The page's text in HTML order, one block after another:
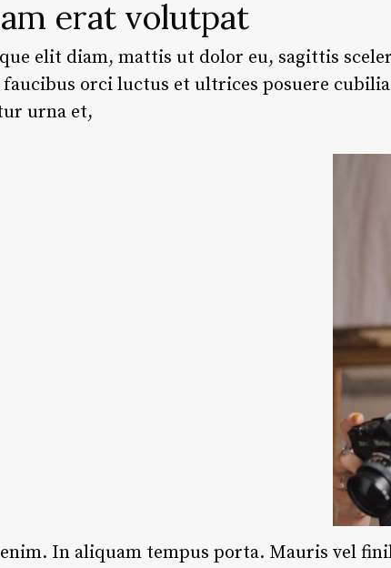
erat volutpat
elit diam, mattis ut dolor eu, sagittis
orci luctus et ultrices posuere
urna et,
In aliquam tempus porta. Mauris vel